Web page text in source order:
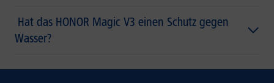
Hat das HONOR Magic V3 einen Schutz gegen
Wasser?